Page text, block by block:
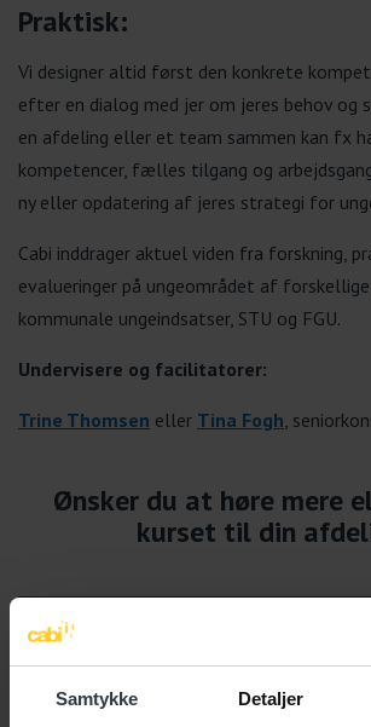
Samtykke Detaljer
Praktisk:
Vi designer altid først den konkrete
efter en dialog med jer om jeres behov og
en afdeling eller et team sammen kan fx
kompetencer, fælles tilgang og
ny eller opdatering af jeres strategi for
Cabi inddrager aktuel viden fra forskning,
evalueringer på ungeområdet af
kommunale ungeindsatser, STU og FGU.
Undervisere og facilitatorer:
Trine Thomsen eller Tina Fogh ,
Ønsker du at høre mere
kurset til din